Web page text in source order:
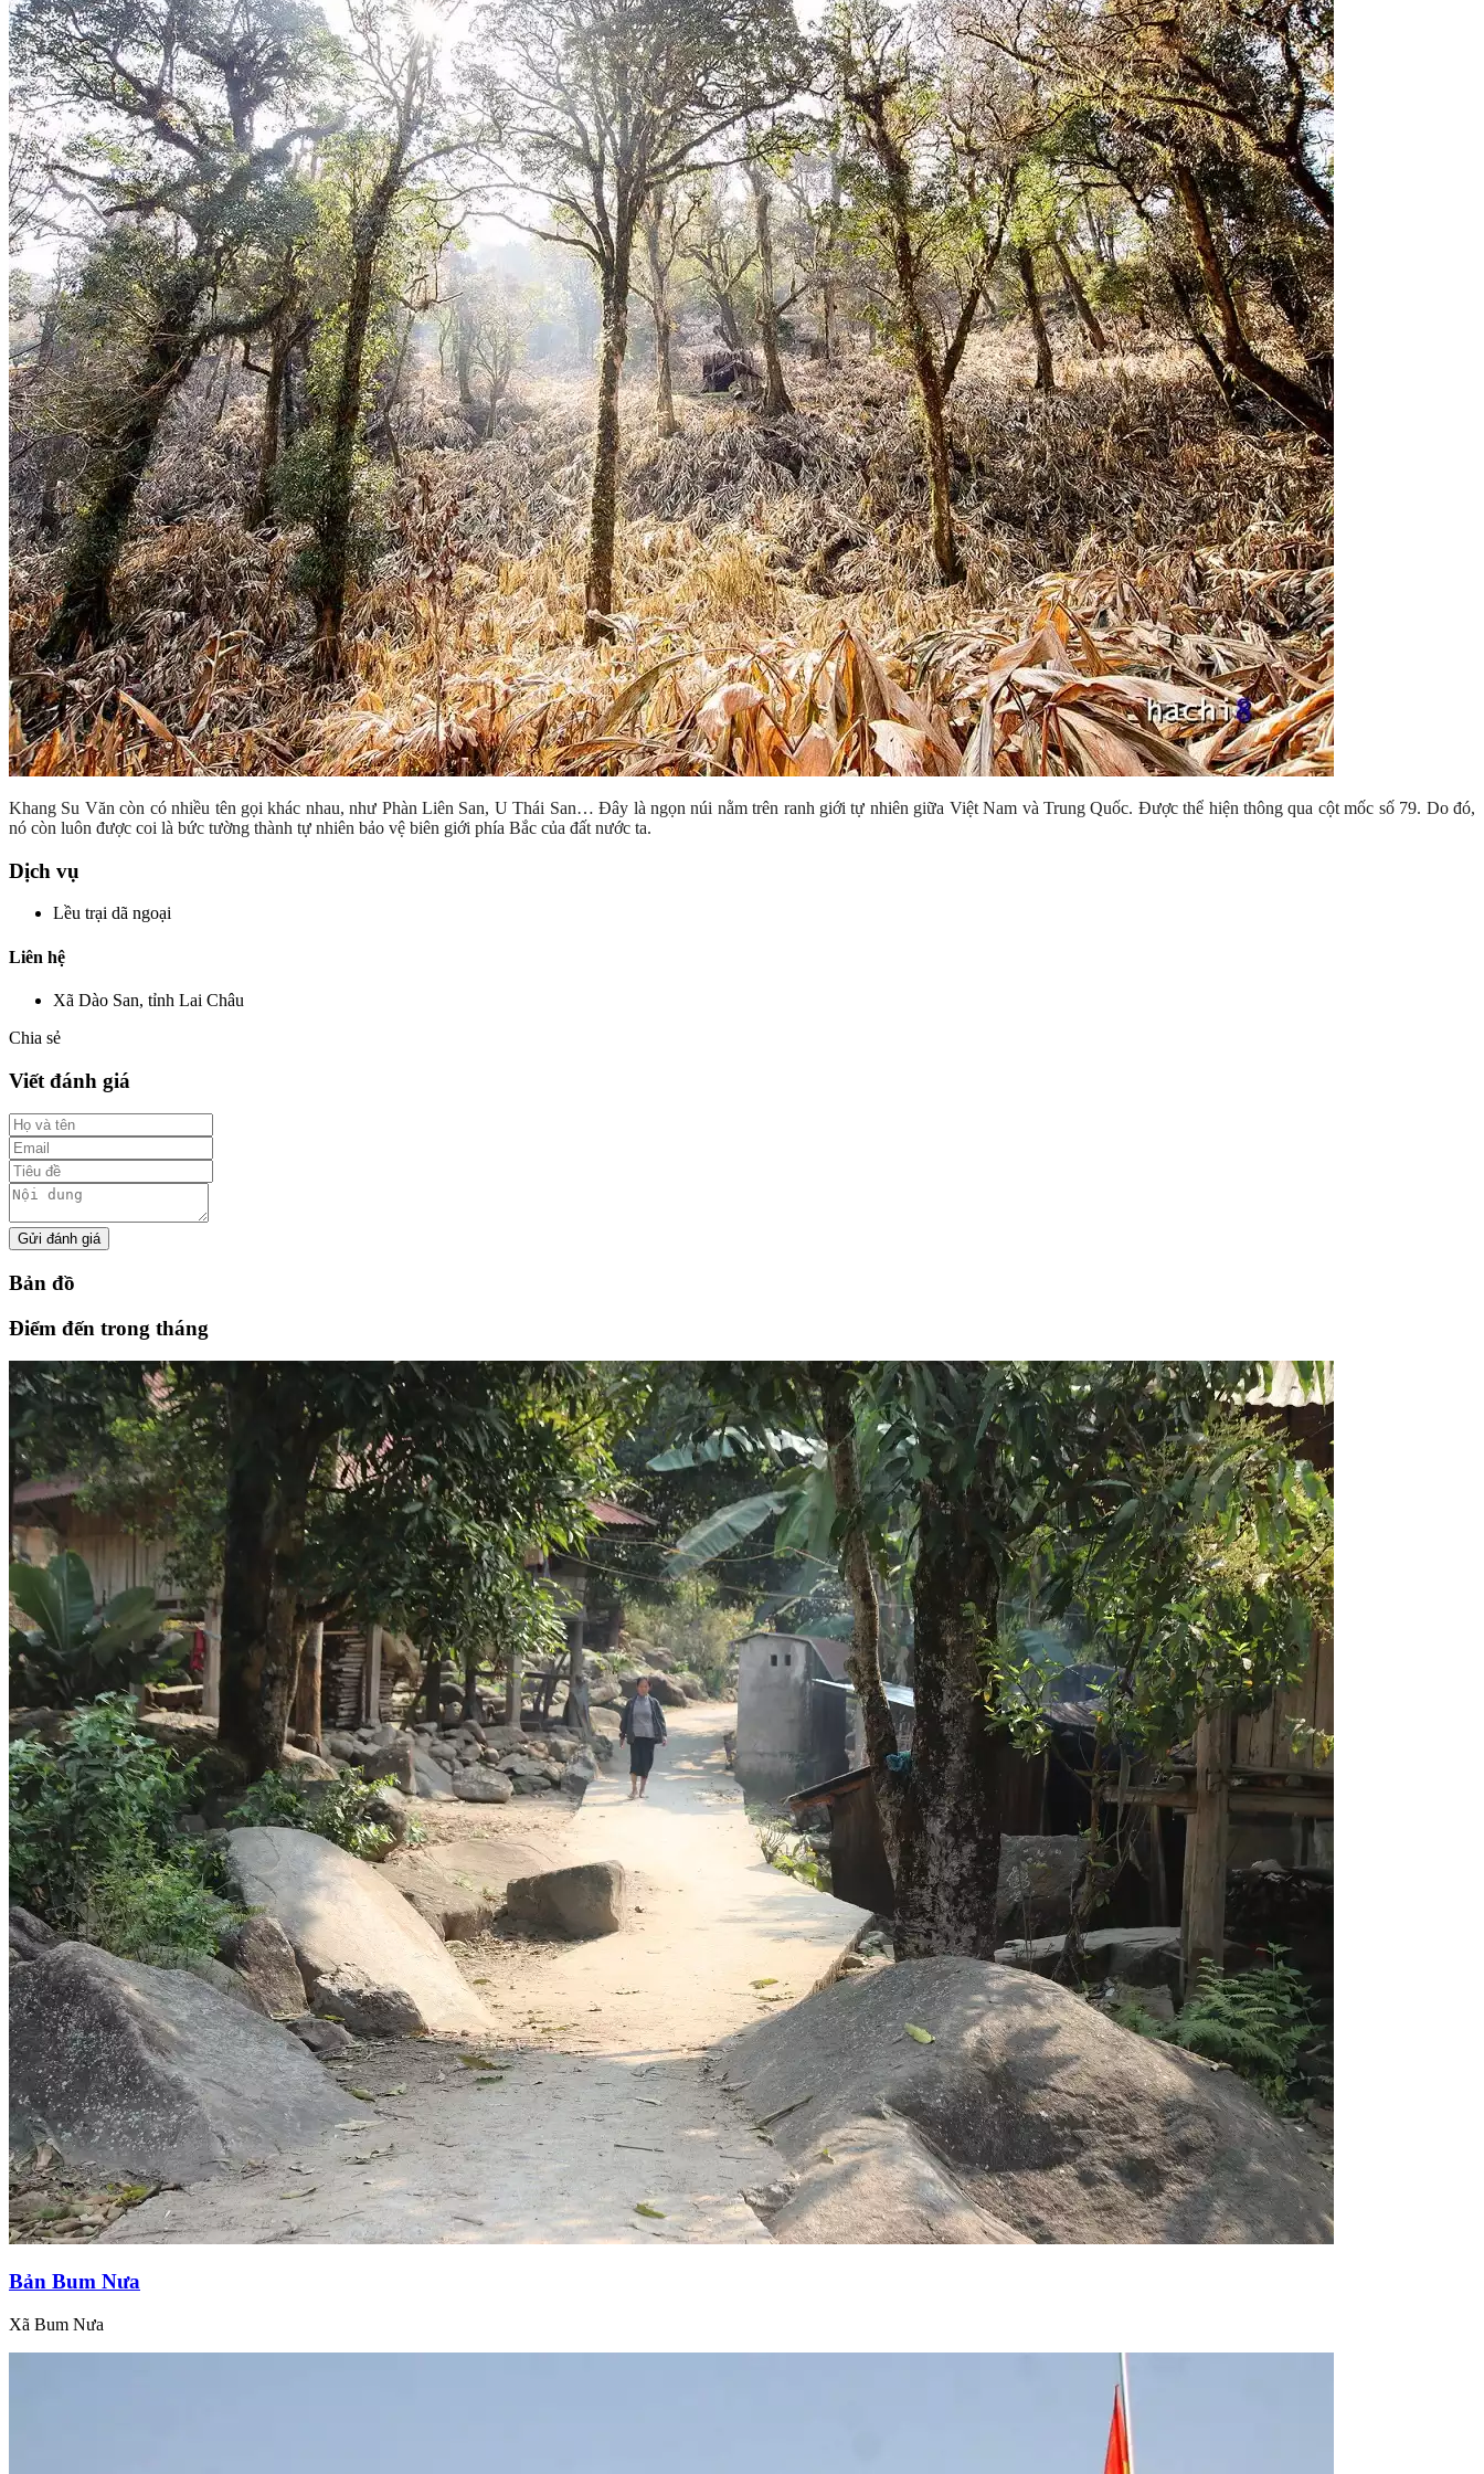
Khang Su Văn còn có nhiều tên gọi khác nhau, như Phàn Liên San, U Thái San… Đây là ngọn núi nằm trên ranh giới tự nhiên giữa Việt Nam và Trung Quốc. Được thể hiện thông qua cột mốc số 79. Do đó,
nó còn luôn được coi là bức tường thành tự nhiên bảo vệ biên giới phía Bắc của đất nước ta.
Dịch vụ
Lều trại dã ngoại
Liên hệ
Xã Dào San, tỉnh Lai Châu
Chia sẻ
Viết đánh giá
Gửi đánh giá
Bản đồ
Điểm đến trong tháng
Bản Bum Nưa
Xã Bum Nưa